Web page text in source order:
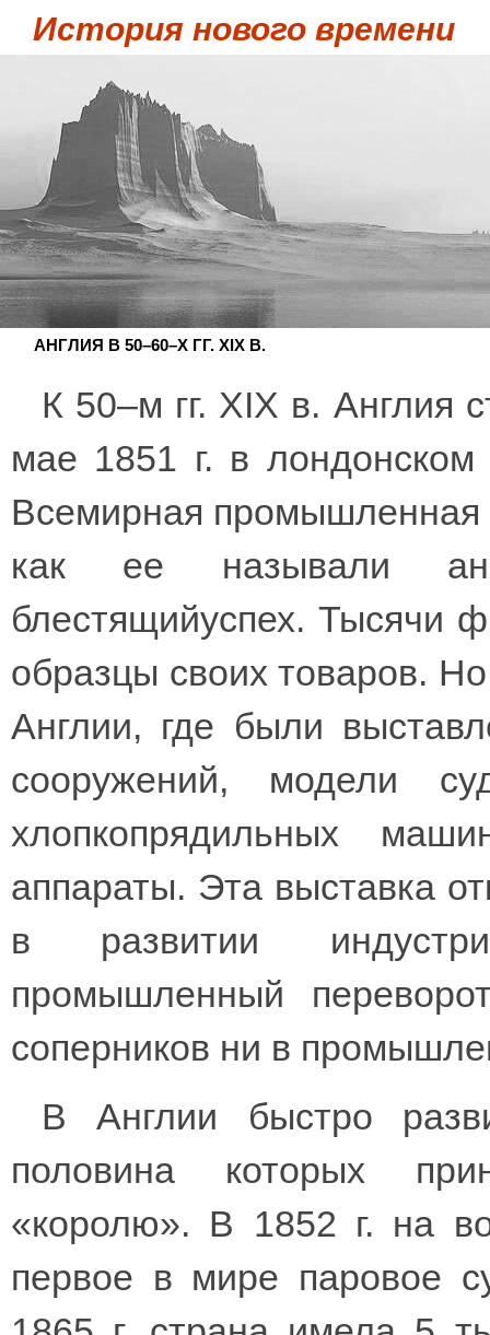
История нового времени
АНГЛИЯ В 50–60–Х ГГ. XIX В.
К 50–м гг. XIX в. Англия
мае 1851 г. в
Всемирная промышленная
как ее называли
блестящийуспех. Тысячи
образцы своих товаров.
Англии, где были
сооружений, модели
хлопкопрядильных
аппараты. Эта выставка
в развитии
промышленный
соперников ни в
В Англии быстро
половина которых
«королю». В 1852 г. на
первое в мире паровое